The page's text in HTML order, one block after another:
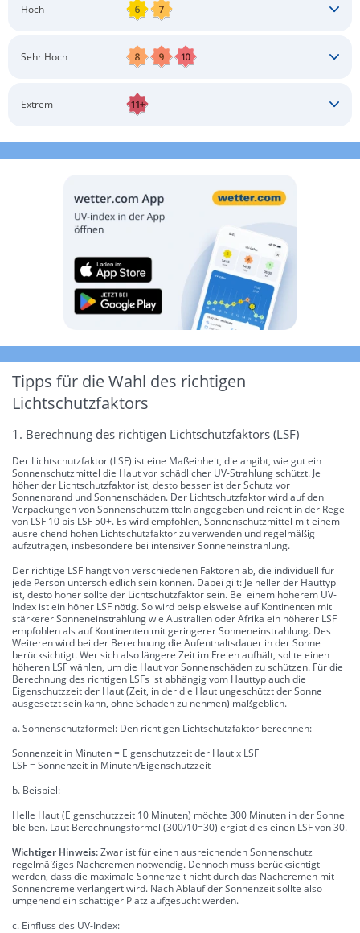
Langärmlige Bekleidung
Hoch
Langärmlige Bekleidung
Sonnenbrille
Sehr Hoch
Langärmlige Bekleidung
Extrem
Tipps für die Wahl des richtigen
Lichtschutzfaktors
1. Berechnung des richtigen Lichtschutzfaktors (LSF)
Der Lichtschutzfaktor (LSF) ist eine Maßeinheit, die angibt, wie gut ein
Sonnenschutzmittel die Haut vor schädlicher UV-Strahlung schützt. Je
höher der Lichtschutzfaktor ist, desto besser ist der Schutz vor
Sonnenbrand und Sonnenschäden. Der Lichtschutzfaktor wird auf den
Verpackungen von Sonnenschutzmitteln angegeben und reicht in der Regel
von LSF 10 bis LSF 50+. Es wird empfohlen, Sonnenschutzmittel mit einem
ausreichend hohen Lichtschutzfaktor zu verwenden und regelmäßig
aufzutragen, insbesondere bei intensiver Sonneneinstrahlung.
Der richtige LSF hängt von verschiedenen Faktoren ab, die individuell für
jede Person unterschiedlich sein können. Dabei gilt: Je heller der Hauttyp
ist, desto höher sollte der Lichtschutzfaktor sein. Bei einem höherem UV-
Index ist ein höher LSF nötig. So wird beispielsweise auf Kontinenten mit
stärkerer Sonneneinstrahlung wie Australien oder Afrika ein höherer LSF
empfohlen als auf Kontinenten mit geringerer Sonneneinstrahlung. Des
Weiteren wird bei der Berechnung die Aufenthaltsdauer in der Sonne
berücksichtigt. Wer sich also längere Zeit im Freien aufhält, sollte einen
höheren LSF wählen, um die Haut vor Sonnenschäden zu schützen. Für die
Berechnung des richtigen LSFs ist abhängig vom Hauttyp auch die
Eigenschutzzeit der Haut (Zeit, in der die Haut ungeschützt der Sonne
ausgesetzt sein kann, ohne Schaden zu nehmen) maßgeblich.
a. Sonnenschutzformel: Den richtigen Lichtschutzfaktor berechnen:
Sonnenzeit in Minuten = Eigenschutzzeit der Haut x LSF
LSF = Sonnenzeit in Minuten/Eigenschutzzeit
b. Beispiel:
Helle Haut (Eigenschutzzeit 10 Minuten) möchte 300 Minuten in der Sonne
bleiben. Laut Berechnungsformel (300/10=30) ergibt dies einen LSF von 30.
Wichtiger Hinweis:Zwar ist für einen ausreichenden Sonnenschutz
regelmäßiges Nachcremen notwendig. Dennoch muss berücksichtigt
werden, dass die maximale Sonnenzeit nicht durch das Nachcremen mit
Sonnencreme verlängert wird. Nach Ablauf der Sonnenzeit sollte also
umgehend ein schattiger Platz aufgesucht werden.
c. Einfluss des UV-Index: